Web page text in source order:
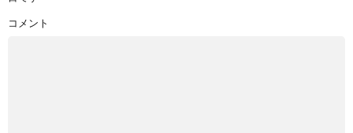
コメント